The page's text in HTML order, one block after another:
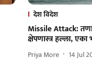
देश विदेश
Missile Attack:
क्षेपणास्त्र हल्ला,
Priya More 14 Jul